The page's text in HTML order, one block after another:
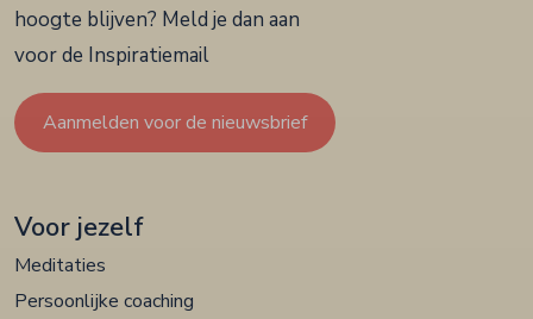
hoogte blijven? Meld je dan aan
voor de Inspiratiemail
Aanmelden voor de nieuwsbrief
Voor jezelf
Meditaties
Persoonlijke coaching